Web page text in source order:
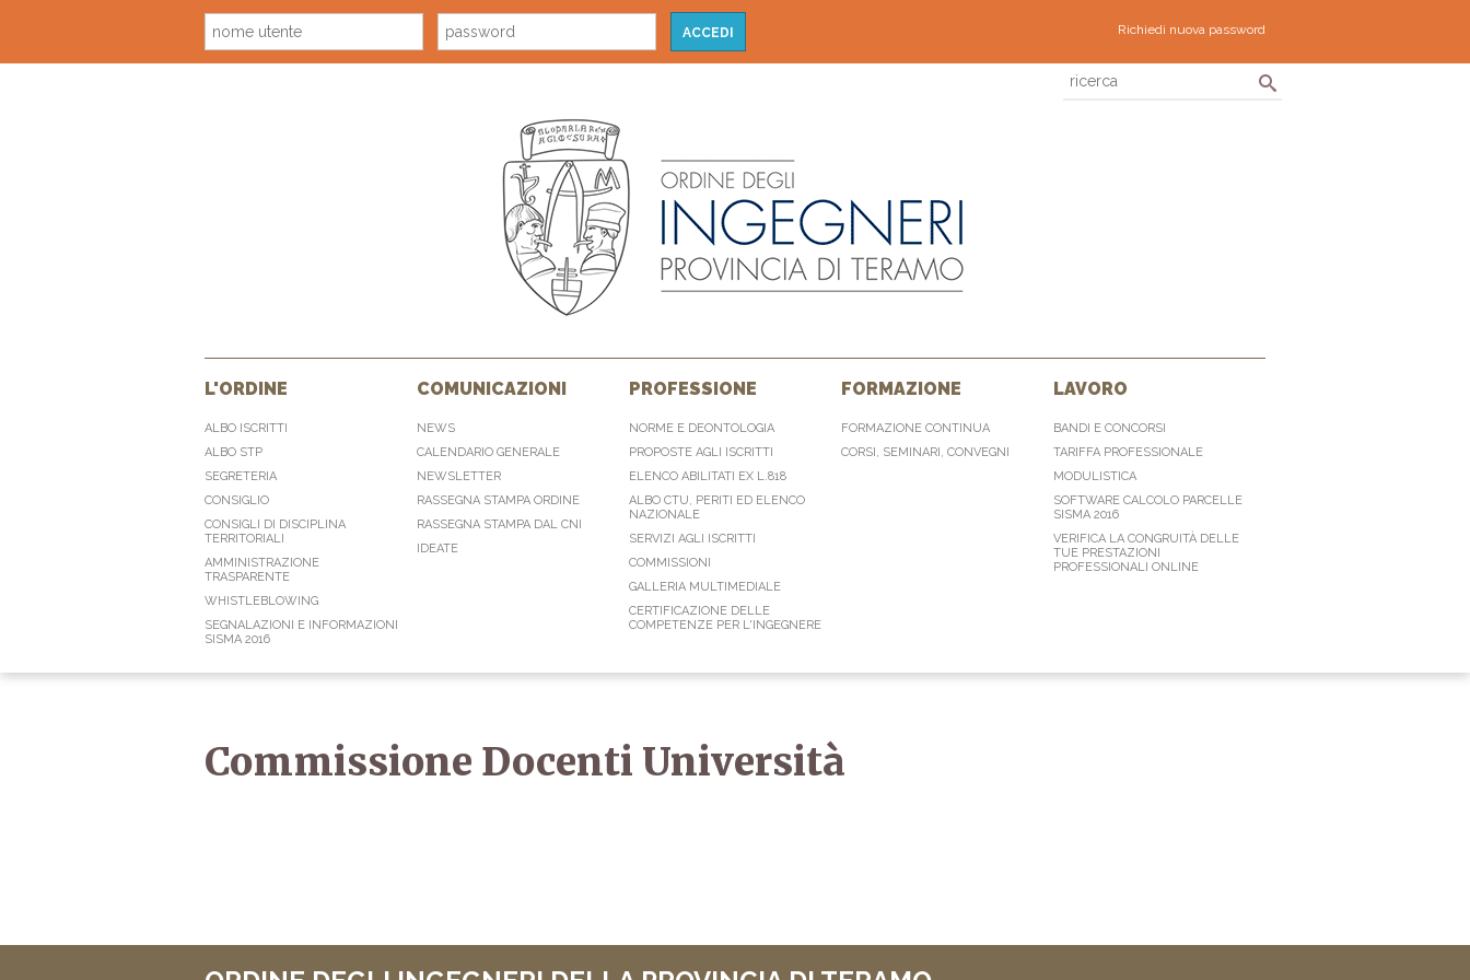
Richiedi nuova password
L'ORDINE
ALBO ISCRITTI
ALBO STP
SEGRETERIA
CONSIGLIO
CONSIGLI DI DISCIPLINA
TERRITORIALI
AMMINISTRAZIONE
TRASPARENTE
WHISTLEBLOWING
SEGNALAZIONI E INFORMAZIONI
SISMA 2016
COMUNICAZIONI
NEWS
CALENDARIO GENERALE
NEWSLETTER
RASSEGNA STAMPA ORDINE
RASSEGNA STAMPA DAL CNI
IDEATE
PROFESSIONE
NORME E DEONTOLOGIA
PROPOSTE AGLI ISCRITTI
ELENCO ABILITATI EX L.818
ALBO CTU, PERITI ED ELENCO
NAZIONALE
SERVIZI AGLI ISCRITTI
COMMISSIONI
GALLERIA MULTIMEDIALE
CERTIFICAZIONE DELLE
COMPETENZE PER L'INGEGNERE
FORMAZIONE
FORMAZIONE CONTINUA
CORSI, SEMINARI, CONVEGNI
LAVORO
BANDI E CONCORSI
TARIFFA PROFESSIONALE
MODULISTICA
SOFTWARE CALCOLO PARCELLE
SISMA 2016
VERIFICA LA CONGRUITÀ DELLE
TUE PRESTAZIONI
PROFESSIONALI ONLINE
Commissione Docenti Università